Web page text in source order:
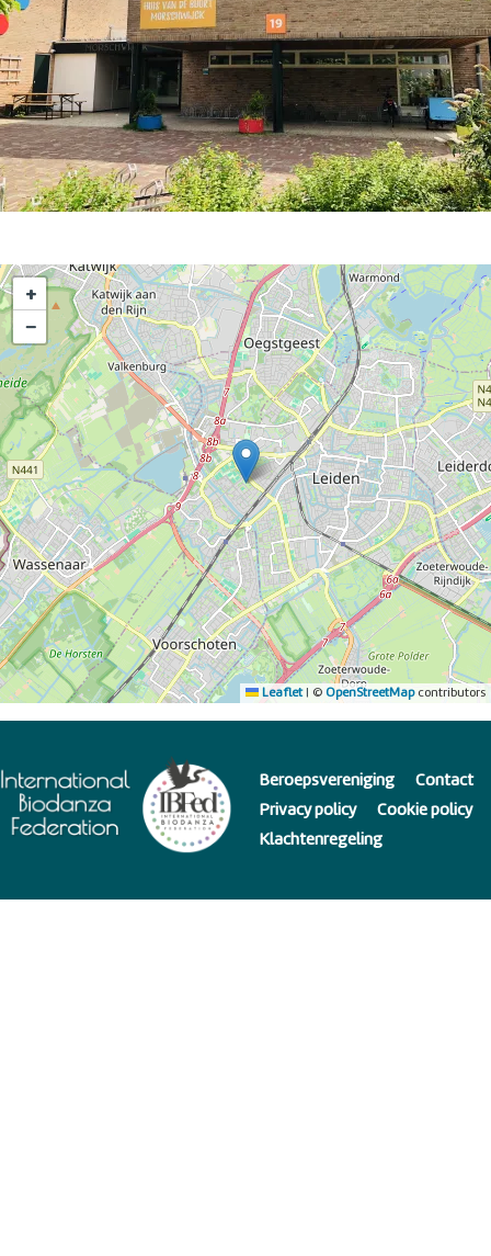
+
−
Leaflet © OpenStreetMapcontributors
Beroepsvereniging
Contact
Privacy policy
Cookie policy
Klachtenregeling